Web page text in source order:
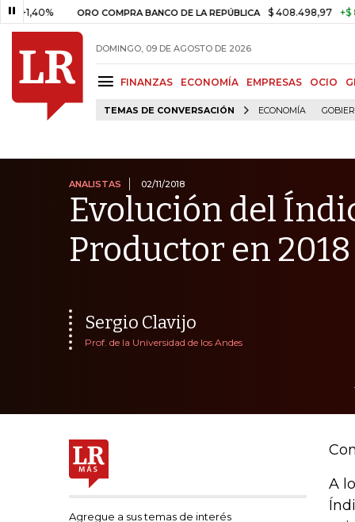
ORO COMPRA BANCO DE LA REPÚBLICA $ 408.498,97 +$ 8.753,81
DOMINGO, 09 DE AGOSTO DE 2026
FINANZAS ECONOMÍA EMPRESAS OCIO
TEMAS DE CONVERSACIÓN ECONOMÍA
ANALISTAS 02/11/2018
Evolución del
Productor en 2018
Sergio Clavijo
Prof. de la Universidad de los Andes
Agregue a sus temas de interés
A